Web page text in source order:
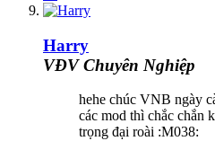
Harry
VĐV Chuyên Nghiệp
hehe chúc VNB ngày
các mod thì chắc chắn
trọng đại roài :M038: